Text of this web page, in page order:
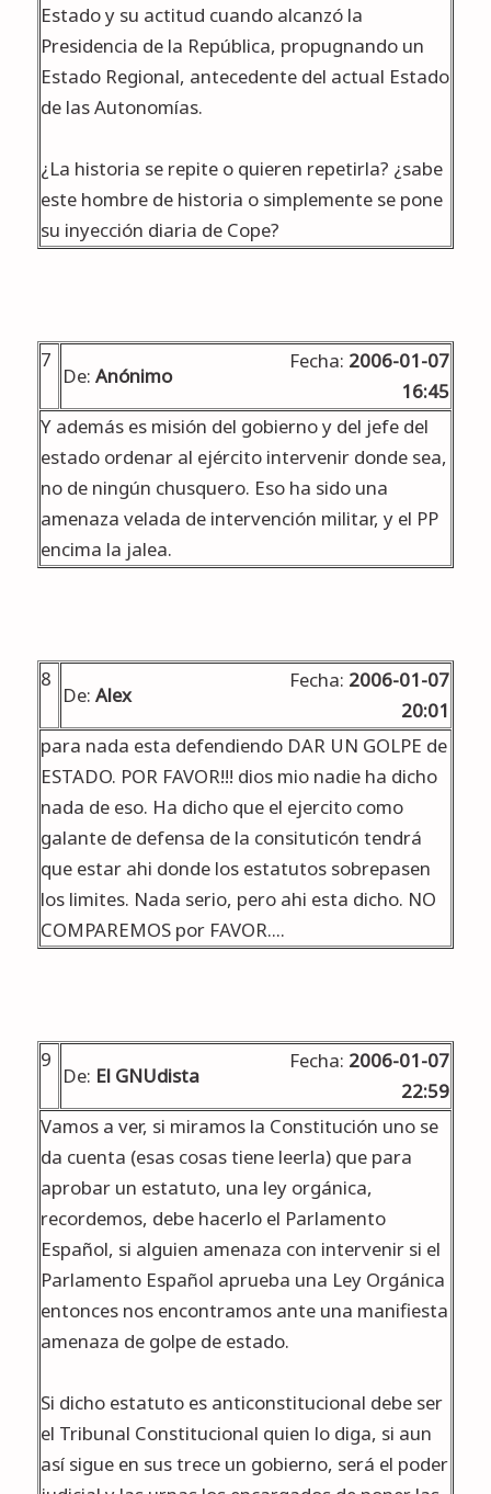
Estado y su actitud cuando alcanzó la
Presidencia de la República, propugnando un
Estado Regional, antecedente del actual Estado
de las Autonomías.
¿La historia se repite o quieren repetirla? ¿sabe
este hombre de historia o simplemente se pone
su inyección diaria de Cope?
7
De: Anónimo
Fecha: 2006-01-07
16:45
Y además es misión del gobierno y del jefe del
estado ordenar al ejército intervenir donde sea,
no de ningún chusquero. Eso ha sido una
amenaza velada de intervención militar, y el PP
encima la jalea.
8
De: Alex
Fecha: 2006-01-07
20:01
para nada esta defendiendo DAR UN GOLPE de
ESTADO. POR FAVOR!!! dios mio nadie ha dicho
nada de eso. Ha dicho que el ejercito como
galante de defensa de la consituticón tendrá
que estar ahi donde los estatutos sobrepasen
los limites. Nada serio, pero ahi esta dicho. NO
COMPAREMOS por FAVOR....
9
De: El GNUdista
Fecha: 2006-01-07
22:59
Vamos a ver, si miramos la Constitución uno se
da cuenta (esas cosas tiene leerla) que para
aprobar un estatuto, una ley orgánica,
recordemos, debe hacerlo el Parlamento
Español, si alguien amenaza con intervenir si el
Parlamento Español aprueba una Ley Orgánica
entonces nos encontramos ante una manifiesta
amenaza de golpe de estado.
Si dicho estatuto es anticonstitucional debe ser
el Tribunal Constitucional quien lo diga, si aun
así sigue en sus trece un gobierno, será el poder